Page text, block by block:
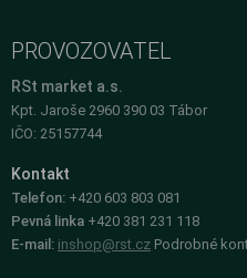
PROVOZOVATEL
RSt market a.s.
Kpt. Jaroše 2960 390 03 Tábor
IČO: 25157744
Kontakt
Telefon: +420 603 803 081
Pevná linka +420 381 231 118
E-mail: inshop@rst.cz Podrobné